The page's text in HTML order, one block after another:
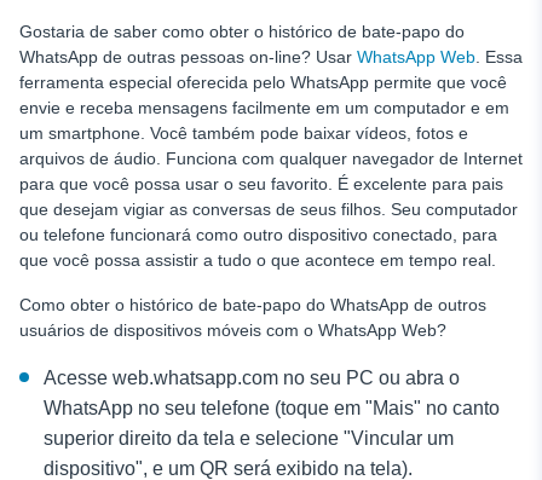
Gostaria de saber como obter o histórico de bate-papo do
WhatsApp de outras pessoas on-line? Usar WhatsApp Web . Essa
ferramenta especial oferecida pelo WhatsApp permite que você
envie e receba mensagens facilmente em um computador e em
um smartphone. Você também pode baixar vídeos, fotos e
arquivos de áudio. Funciona com qualquer navegador de Internet
para que você possa usar o seu favorito. É excelente para pais
que desejam vigiar as conversas de seus filhos. Seu computador
ou telefone funcionará como outro dispositivo conectado, para
que você possa assistir a tudo o que acontece em tempo real.
Como obter o histórico de bate-papo do WhatsApp de outros
usuários de dispositivos móveis com o WhatsApp Web?
Acesse web.whatsapp.com no seu PC ou abra o
WhatsApp no seu telefone (toque em "Mais" no canto
superior direito da tela e selecione "Vincular um
dispositivo", e um QR será exibido na tela).